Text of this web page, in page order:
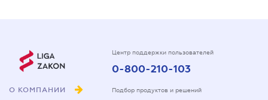
О КОМПАНИИ
Центр поддержки пользователей
0-800-210-103
Подбор продуктов и решений